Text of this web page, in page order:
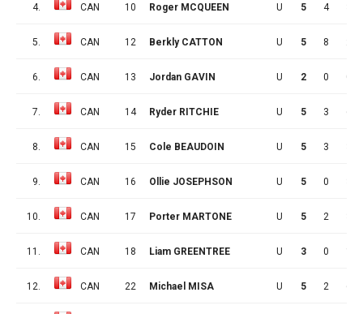
4. CAN 10 Roger MCQUEEN U 5 4
5. CAN 12 Berkly CATTON U 5 8 2
6. CAN 13 Jordan GAVIN U 2 0 0
7. CAN 14 Ryder RITCHIE U 5 3 6
8. CAN 15 Cole BEAUDOIN U 5 3
9. CAN 16 Ollie JOSEPHSON U 5 0
10. CAN 17 Porter MARTONE U 5 2
11. CAN 18 Liam GREENTREE U 3 0
12. CAN 22 Michael MISA U 5 2 6